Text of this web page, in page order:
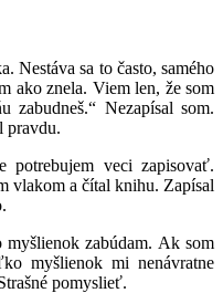
Nestáva sa to často, samého
ako znela. Viem len, že som
Nezapísal som.
pravdu.
potrebujem veci zapisovať.
vlakom a čítal knihu. Zapísal
zabúdam. Ak som
myšlienok mi nenávratne
pomyslieť.